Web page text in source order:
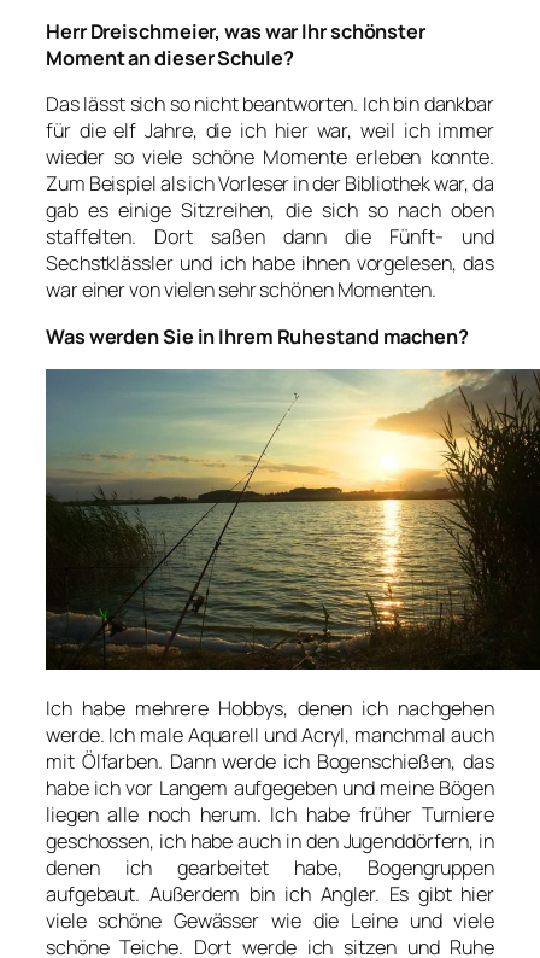
Herr Dreischmeier, was war Ihr schönster
Moment an dieser Schule?
Das lässt sich so nicht beantworten. Ich bin dankbar
für die elf Jahre, die ich hier war, weil ich immer
wieder so viele schöne Momente erleben konnte.
Zum Beispiel als ich Vorleser in der Bibliothek war, da
gab es einige Sitzreihen, die sich so nach oben
staffelten. Dort saßen dann die Fünft- und
Sechstklässler und ich habe ihnen vorgelesen, das
war einer von vielen sehr schönen Momenten.
Was werden Sie in Ihrem Ruhestand machen?
Ich habe mehrere Hobbys, denen ich nachgehen
werde. Ich male Aquarell und Acryl, manchmal auch
mit Ölfarben. Dann werde ich Bogenschießen, das
habe ich vor Langem aufgegeben und meine Bögen
liegen alle noch herum. Ich habe früher Turniere
geschossen, ich habe auch in den Jugenddörfern, in
denen ich gearbeitet habe, Bogengruppen
aufgebaut. Außerdem bin ich Angler. Es gibt hier
viele schöne Gewässer wie die Leine und viele
schöne Teiche. Dort werde ich sitzen und Ruhe